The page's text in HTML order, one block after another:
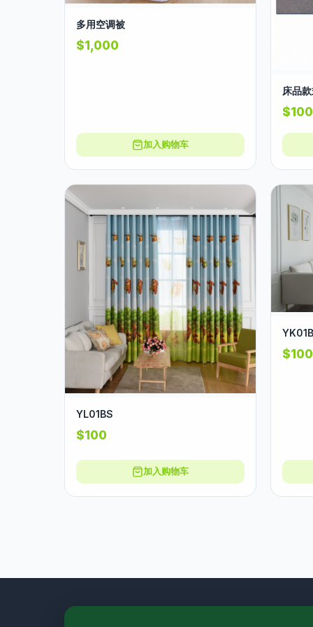
多用空调被
$1,000
加入购物车
床品
$100
YL01BS
$100
加入购物车
$100